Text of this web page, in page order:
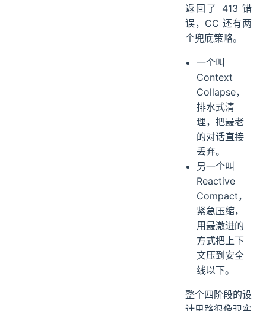
返回了 413 错
误，CC 还有两
个兜底策略。
一个叫
Context
Collapse，
排水式清
理，把最老
的对话直接
丢弃。
另一个叫
Reactive
Compact，
紧急压缩，
用最激进的
方式把上下
文压到安全
线以下。
整个四阶段的设